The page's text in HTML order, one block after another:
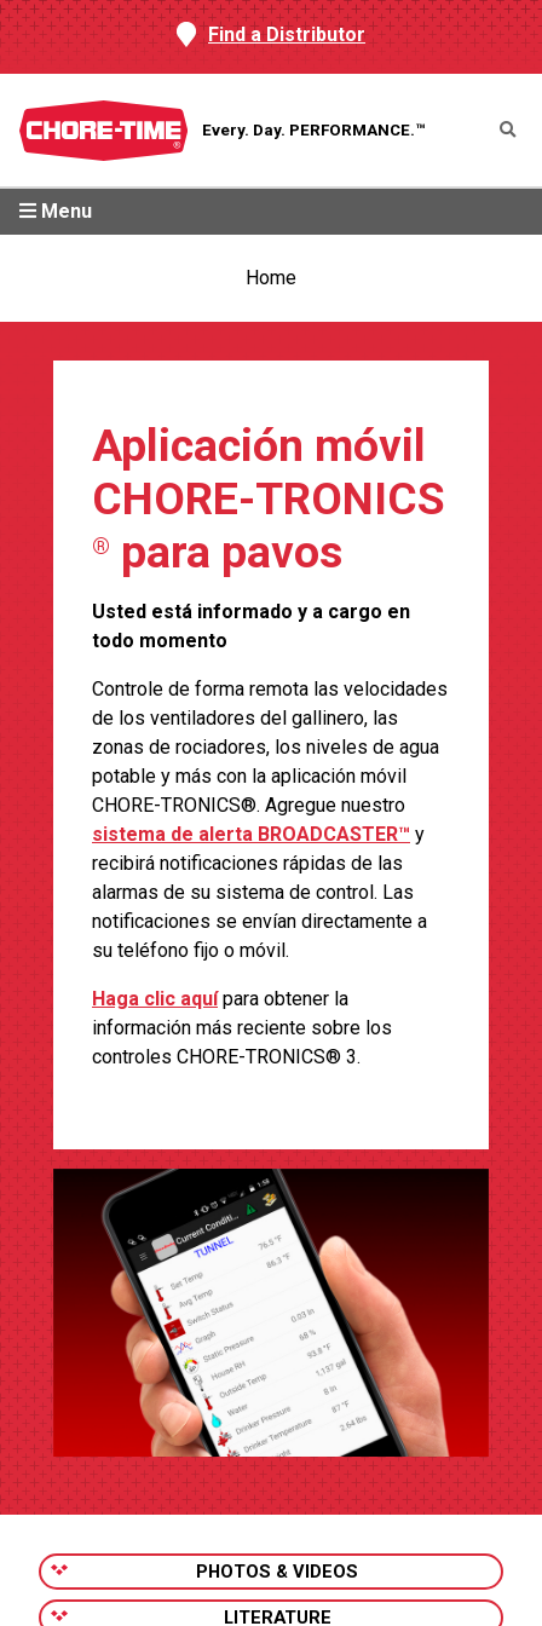
Find a Distributor
Every. Day. PERFORMANCE.™
Menu
Home
Aplicación móvil
CHORE-TRONICS
® para pavos
Usted está informado y a cargo en
todo momento
Controle de forma remota las velocidades
de los ventiladores del gallinero, las
zonas de rociadores, los niveles de agua
potable y más con la aplicación móvil
CHORE-TRONICS®. Agregue nuestro
sistema de alerta BROADCASTER™ y
recibirá notificaciones rápidas de las
alarmas de su sistema de control. Las
notificaciones se envían directamente a
su teléfono fijo o móvil.
Haga clic aquípara obtener la
información más reciente sobre los
controles CHORE-TRONICS® 3.
PHOTOS & VIDEOS
LITERATURE